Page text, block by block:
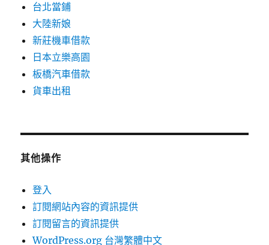
台北當鋪
大陸新娘
新莊機車借款
日本立樂高園
板橋汽車借款
貨車出租
其他操作
登入
訂閱網站內容的資訊提供
訂閱留言的資訊提供
WordPress.org 台灣繁體中文